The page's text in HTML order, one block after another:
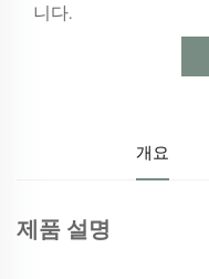
니다.
개요
제품 설명